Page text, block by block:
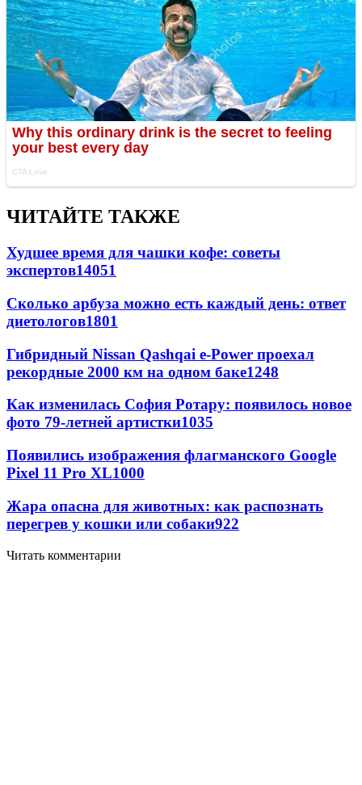
ЧИТАЙТЕ ТАКЖЕ
Худшее время для чашки кофе: советы
экспертов14051
Сколько арбуза можно есть каждый день: ответ
диетологов1801
Гибридный Nissan Qashqai e-Power проехал
рекордные 2000 км на одном баке1248
Как изменилась София Ротару: появилось новое
фото 79-летней артистки1035
Появились изображения флагманского Google
Pixel 11 Pro XL1000
Жара опасна для животных: как распознать
перегрев у кошки или собаки922
Читать комментарии